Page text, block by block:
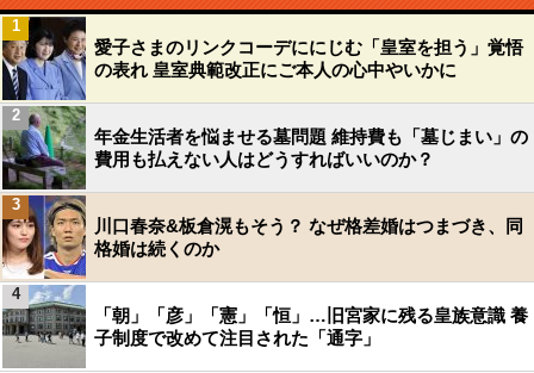
愛子さまのリンクコーデににじむ「皇室を担う」覚悟
の表れ 皇室典範改正にご本人の心中やいかに
1
年金生活者を悩ませる墓問題 維持費も「墓じまい」の
費用も払えない人はどうすればいいのか？
2
川口春奈&板倉滉もそう？ なぜ格差婚はつまづき、同
格婚は続くのか
3
「朝」「彦」「憲」「恒」…旧宮家に残る皇族意識 養
子制度で改めて注目された「通字」
4